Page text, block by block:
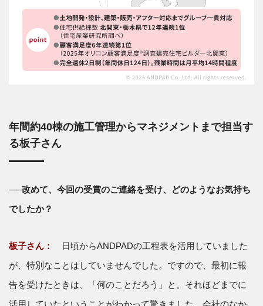
年間約40棟の施工管理からマネジメントまで担当す
る板子さん
──改めて、今回の受賞のご連絡を受け、どのようなお気持ち
でしたか？
板子さん：
日頃からANDPADの工程表を活用していました
が、特別なことはしていませんでした。ですので、最初に報
告を受けたときは、「何のことだろう」と。それほどまでに